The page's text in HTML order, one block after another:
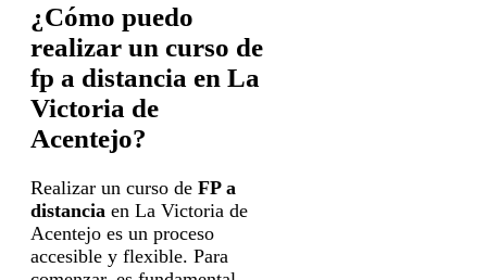
¿Cómo puedo
realizar un curso de
fp a distancia en La
Victoria de
Acentejo?
Realizar un curso de FP a
distancia en La Victoria de
Acentejo es un proceso
accesible y flexible. Para